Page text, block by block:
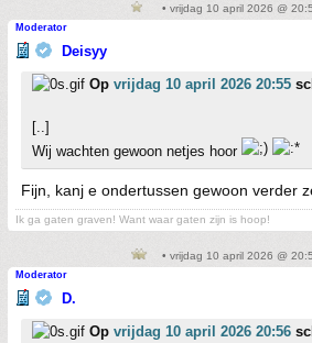
• vrijdag 10 april 2026 @
Moderator
Deisyy
Op vrijdag 10 april 2026 20:55
[..]
Wij wachten gewoon netjes hoor
Fijn, kanj e ondertussen gewoon verder
Ik ga gaten graven! Want waar gaten zijn is hoop!
• vrijdag 10 april 2026 @
Moderator
D.
Op vrijdag 10 april 2026 20:56